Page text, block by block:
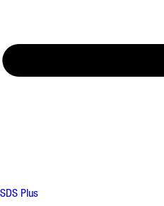
SDS Plus